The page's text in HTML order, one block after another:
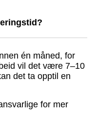
én måned, for
vil det være 7–10
det ta opptil en
for mer